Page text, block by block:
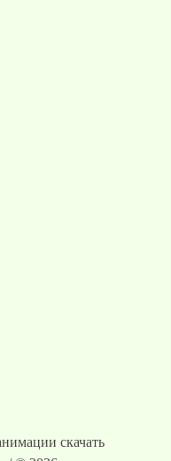
скачать